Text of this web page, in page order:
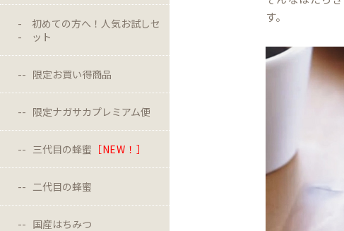
初めての方へ！人気お試しセ
ット
限定お買い得商品
限定ナガサカプレミアム便
三代目の蜂蜜 ［NEW！］
二代目の蜂蜜
国産はちみつ
す。